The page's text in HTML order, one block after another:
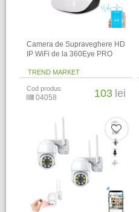
Camera de Supraveghere HD
IP WiFi de la 360Eye PRO
TREND MARKET
Cod produs
04058 103 lei